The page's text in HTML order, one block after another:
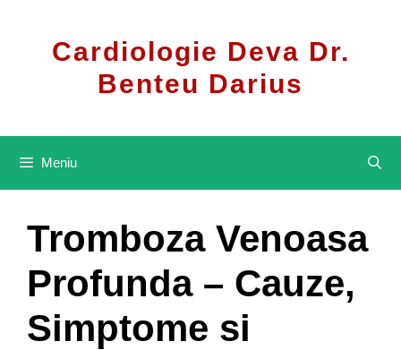
Cardiologie Deva Dr.
Benteu Darius
Meniu
Tromboza Venoasa
Profunda – Cauze,
Simptome si